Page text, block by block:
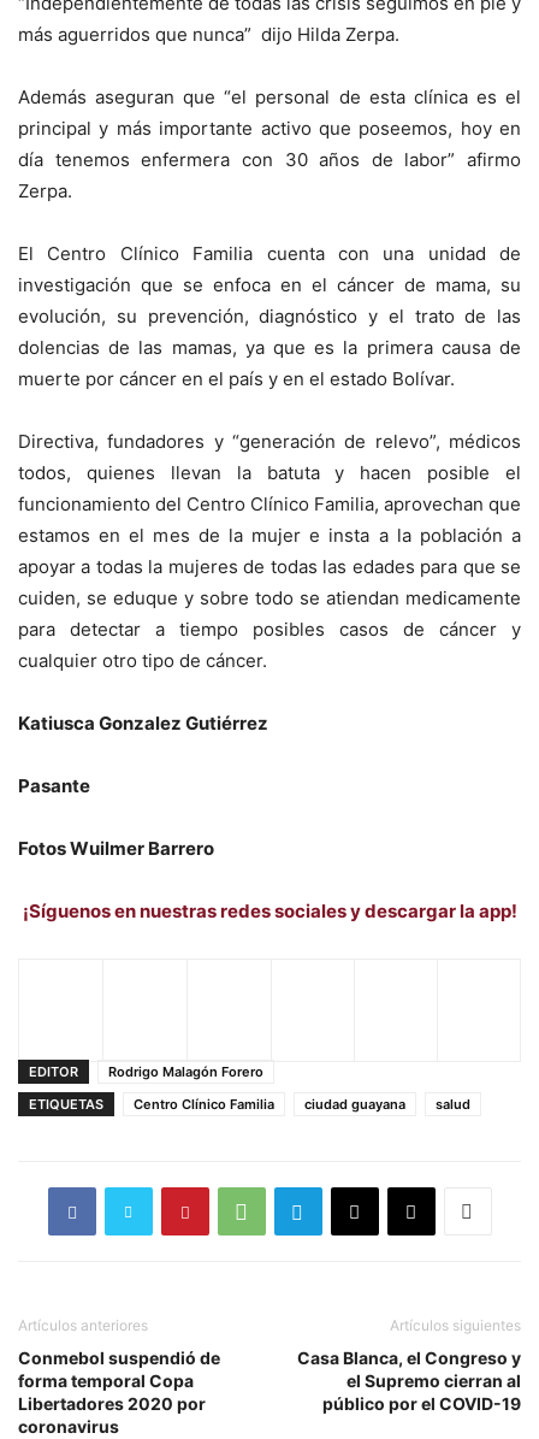
más aguerridos que nunca” dijo Hilda Zerpa.
Además aseguran que “el personal de esta clínica es el
principal y más importante activo que poseemos, hoy en
día tenemos enfermera con 30 años de labor” afirmo
Zerpa.
El Centro Clínico Familia cuenta con una unidad de
investigación que se enfoca en el cáncer de mama, su
evolución, su prevención, diagnóstico y el trato de las
dolencias de las mamas, ya que es la primera causa de
muerte por cáncer en el país y en el estado Bolívar.
Directiva, fundadores y “generación de relevo”, médicos
todos, quienes llevan la batuta y hacen posible el
funcionamiento del Centro Clínico Familia, aprovechan que
estamos en el mes de la mujer e insta a la población a
apoyar a todas la mujeres de todas las edades para que se
cuiden, se eduque y sobre todo se atiendan medicamente
para detectar a tiempo posibles casos de cáncer y
cualquier otro tipo de cáncer.
Katiusca Gonzalez Gutiérrez
Pasante
Fotos Wuilmer Barrero
¡Síguenos en nuestras redes sociales y descargar la app!
EDITOR
Rodrigo Malagón Forero
ETIQUETAS
Centro Clínico Familia ciudad guayana salud
Artículos anteriores
Conmebol suspendió de
forma temporal Copa
Libertadores 2020 por
coronavirus
Artículos siguientes
Casa Blanca, el Congreso y
el Supremo cierran al
público por el COVID-19